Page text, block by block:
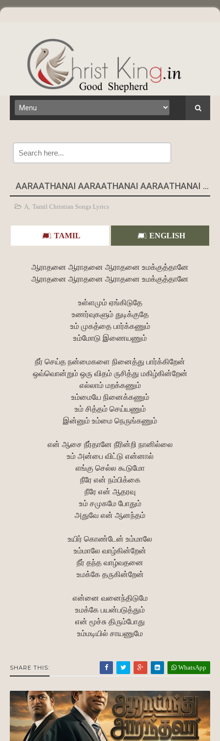
AARAATHANAI AARAATHANAI AARAATHANAI UMAKKUTANE - LYRICS
A, Tamil Christian Songs Lyrics
TAMIL ENGLISH
ஆராதனை ஆராதனை ஆராதனை உமக்குத்தானே
ஆராதனை ஆராதனை ஆராதனை உமக்குத்தானே
உள்ளமும் ஏங்கிடுதே
உணர்வுகளும் துடிக்குதே
உம் முகத்தை பார்க்கணும்
உம்மோடு இணையணும்
நீர் செய்த நன்மைகளை நினைத்து பார்க்கிறேன்
ஒவ்வொன்றும் ஒரு விதம் ருசித்து மகிழ்கின்றேன்
எல்லாம் மறக்கணும்
உம்மையே நினைக்கணும்
உம் சித்தம் செய்யணும்
இன்னும் உம்மை நெருங்கணும்
என் ஆசை நீர்தானே நீரின்றி நானில்லை
உம் அன்பை விட்டு என்னால்
எங்கு செல்ல கூடுமோ
நீரே என் நம்பிக்கை
நீரே என் ஆதரவு
உம் சமுகமே போதும்
அதுவே என் ஆனந்தம்
உயிர் கொண்டேன் உம்மாலே
உம்மாலே வாழ்கின்றேன்
நீர் தந்த வாழ்வதனை
உமக்கே தருகின்றேன்
என்னை வனைந்திடுமே
உமக்கே பயன்படுத்தும்
என் மூச்சு திரும்போது
உம்மடியில் சாயணுமே
SHARE THIS: WhatsApp